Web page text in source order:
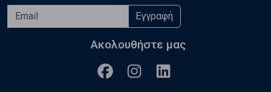
Εγγραφή
Ακολουθήστε μας